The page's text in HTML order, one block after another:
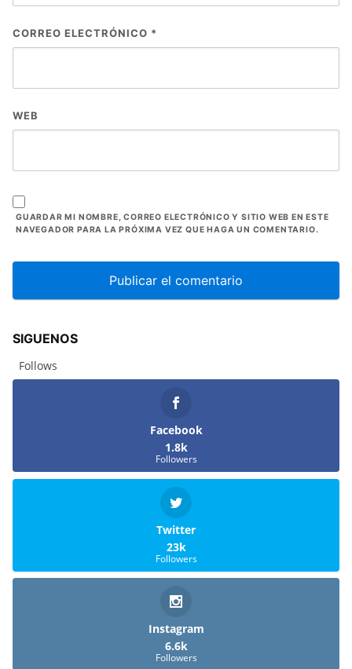
CORREO ELECTRÓNICO *
WEB
GUARDAR MI NOMBRE, CORREO ELECTRÓNICO Y SITIO WEB EN ESTE
NAVEGADOR PARA LA PRÓXIMA VEZ QUE HAGA UN COMENTARIO.
SIGUENOS
Follows
Facebook
1.8k
Followers
Twitter
23k
Followers
Instagram
6.6k
Followers